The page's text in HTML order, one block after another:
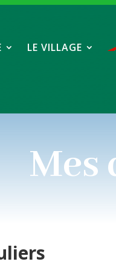
LE VILLAGE
Mes